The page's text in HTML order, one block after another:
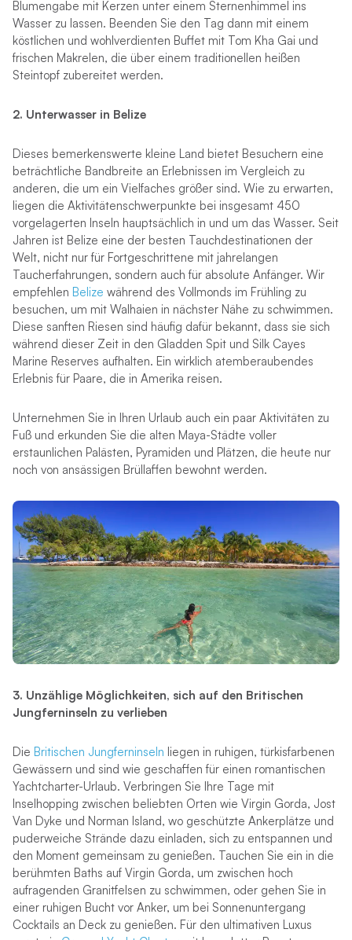
Blumengabe mit Kerzen unter einem Sternenhimmel ins
Wasser zu lassen. Beenden Sie den Tag dann mit einem
köstlichen und wohlverdienten Buffet mit Tom Kha Gai und
frischen Makrelen, die über einem traditionellen heißen
Steintopf zubereitet werden.
2. Unterwasser in Belize
Dieses bemerkenswerte kleine Land bietet Besuchern eine
beträchtliche Bandbreite an Erlebnissen im Vergleich zu
anderen, die um ein Vielfaches größer sind. Wie zu erwarten,
liegen die Aktivitätenschwerpunkte bei insgesamt 450
vorgelagerten Inseln hauptsächlich in und um das Wasser. Seit
Jahren ist Belize eine der besten Tauchdestinationen der
Welt, nicht nur für Fortgeschrittene mit jahrelangen
Taucherfahrungen, sondern auch für absolute Anfänger. Wir
empfehlen Belize während des Vollmonds im Frühling zu
besuchen, um mit Walhaien in nächster Nähe zu schwimmen.
Diese sanften Riesen sind häufig dafür bekannt, dass sie sich
während dieser Zeit in den Gladden Spit und Silk Cayes
Marine Reserves aufhalten. Ein wirklich atemberaubendes
Erlebnis für Paare, die in Amerika reisen.
Unternehmen Sie in Ihren Urlaub auch ein paar Aktivitäten zu
Fuß und erkunden Sie die alten Maya-Städte voller
erstaunlichen Palästen, Pyramiden und Plätzen, die heute nur
noch von ansässigen Brüllaffen bewohnt werden.
3. Unzählige Möglichkeiten, sich auf den Britischen
Jungferninseln zu verlieben
Die Britischen Jungferninseln liegen in ruhigen, türkisfarbenen
Gewässern und sind wie geschaffen für einen romantischen
Yachtcharter-Urlaub. Verbringen Sie Ihre Tage mit
Inselhopping zwischen beliebten Orten wie Virgin Gorda, Jost
Van Dyke und Norman Island, wo geschützte Ankerplätze und
puderweiche Strände dazu einladen, sich zu entspannen und
den Moment gemeinsam zu genießen. Tauchen Sie ein in die
berühmten Baths auf Virgin Gorda, um zwischen hoch
aufragenden Granitfelsen zu schwimmen, oder gehen Sie in
einer ruhigen Bucht vor Anker, um bei Sonnenuntergang
Cocktails an Deck zu genießen. Für den ultimativen Luxus